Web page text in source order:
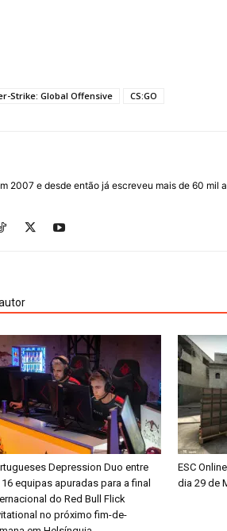
Strike: Global Offensive CS:GO
2007 e desde então já escreveu mais de 60 mil
Depression Duo entre
equipas apuradas para a final
do Red Bull Flick
no próximo fim-de-
ESC
dia 29 de